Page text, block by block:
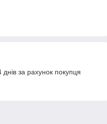
за рахунок покупця